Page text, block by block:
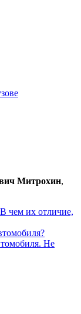
Митрохин,
чем их отличие,
Не